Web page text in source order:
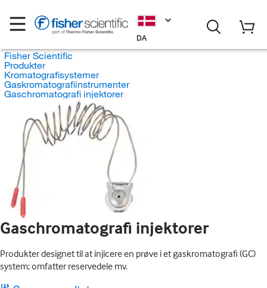
DA
Fisher Scientific
Produkter
Kromatografisystemer
Gaskromatografiinstrumenter
Gaschromatografi injektorer
Gaschromatografi injektorer
Produkter designet til at injicere en prøve i et gaskromatografi (GC)
system; omfatter reservedele mv.